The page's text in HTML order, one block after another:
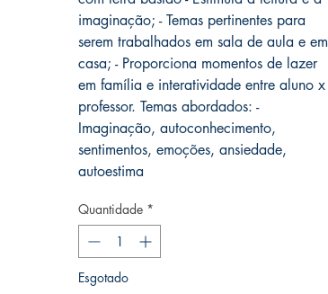
imaginação; - Temas pertinentes para
serem trabalhados em sala de aula e em
casa; - Proporciona momentos de lazer
em família e interatividade entre aluno x
professor. Temas abordados: -
Imaginação, autoconhecimento,
sentimentos, emoções, ansiedade,
autoestima
Quantidade *
Esgotado